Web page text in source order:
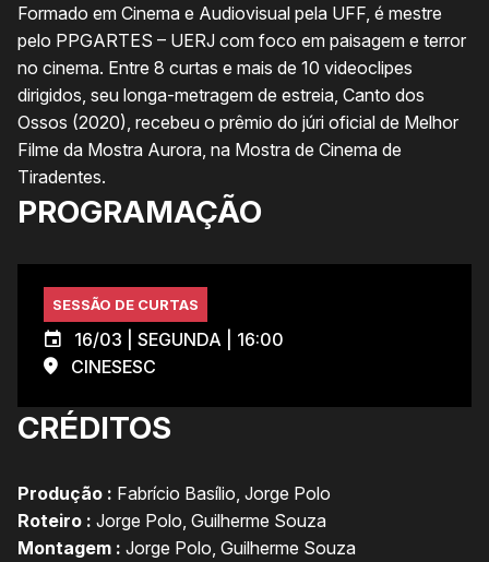
Formado em Cinema e Audiovisual pela UFF, é mestre
pelo PPGARTES – UERJ com foco em paisagem e terror
no cinema. Entre 8 curtas e mais de 10 videoclipes
dirigidos, seu longa-metragem de estreia, Canto dos
Ossos (2020), recebeu o prêmio do júri oficial de Melhor
Filme da Mostra Aurora, na Mostra de Cinema de
Tiradentes.
PROGRAMAÇÃO
SESSÃO DE CURTAS
16/03 | SEGUNDA | 16:00
CINESESC
CRÉDITOS
Produção : Fabrício Basílio, Jorge Polo
Roteiro : Jorge Polo, Guilherme Souza
Montagem : Jorge Polo, Guilherme Souza